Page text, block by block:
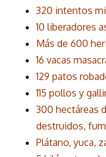
320 intentos
10 liberadores
Más de 600
16 vacas
129 patos
115 pollos y
300 hectáreas
destruidos,
Plátano, yuca,